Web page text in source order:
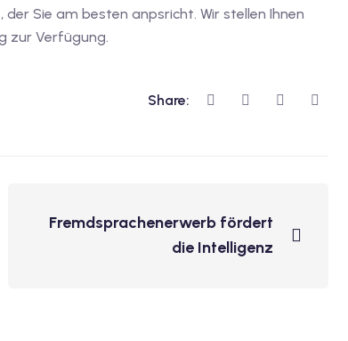
Sie am besten anpsricht. Wir stellen Ihnen
zur Verfügung.
Share:
Fremdsprachenerwerb fördert
die Intelligenz